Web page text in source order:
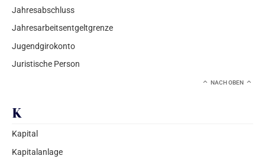
Jahresabschluss
Jahresarbeitsentgeltgrenze
Jugendgirokonto
Juristische Person
NACH OBEN
K
Kapital
Kapitalanlage